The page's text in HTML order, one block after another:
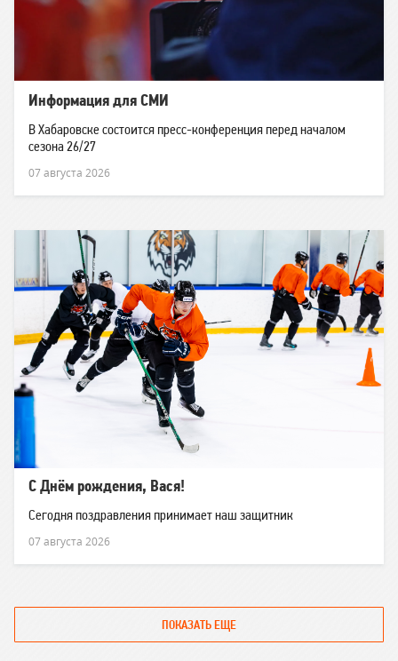
Информация для СМИ
В Хабаровске состоится пресс-конференция перед началом
сезона 26/27
07 августа 2026
С Днём рождения, Вася!
Сегодня поздравления принимает наш защитник
07 августа 2026
ПОКАЗАТЬ ЕЩЕ